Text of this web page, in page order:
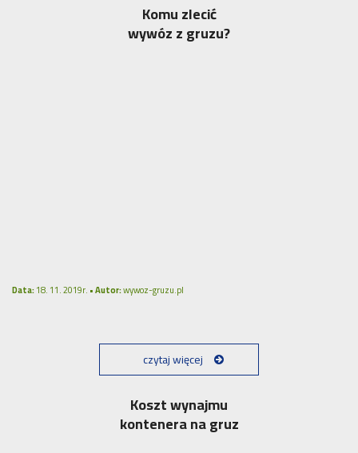
Komu zlecić
wywóz z gruzu?
Data:18. 11. 2019r. •Autor:wywoz-gruzu.pl
czytaj więcej
Koszt wynajmu
kontenera na gruz